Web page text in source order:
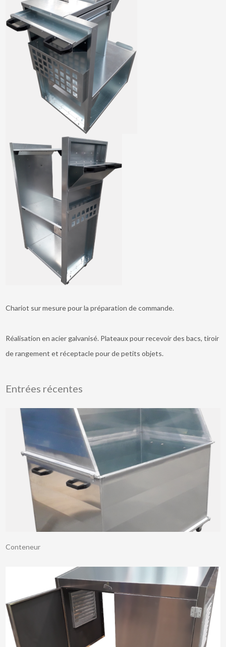
Chariot sur mesure pour la préparation de commande.
Réalisation en acier galvanisé. Plateaux pour recevoir des bacs, tiroir
de rangement et réceptacle pour de petits objets.
Entrées récentes
Conteneur